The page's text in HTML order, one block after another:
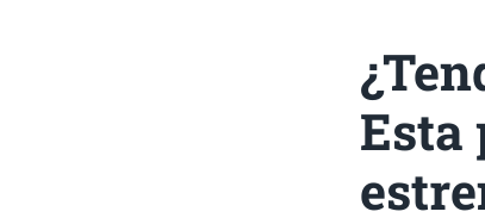
Esta